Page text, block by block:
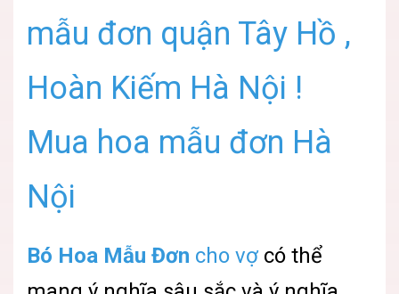
mẫu đơn quận Tây Hồ ,
Hoàn Kiếm Hà Nội !
Mua hoa mẫu đơn Hà
Nội
Bó Hoa Mẫu Đơn cho vợcó thể